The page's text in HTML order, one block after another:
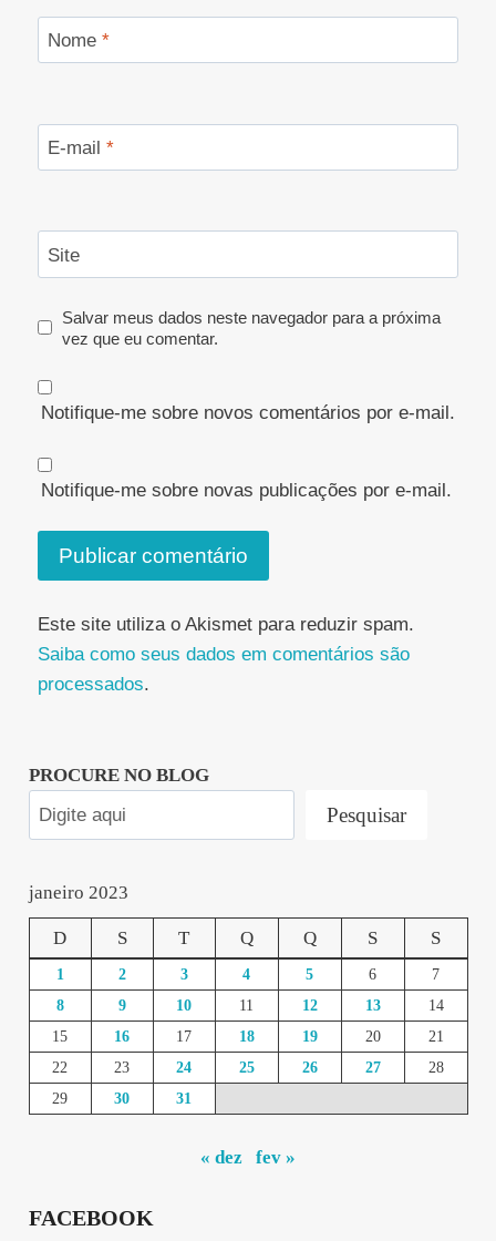
Nome *
E-mail *
Site
Salvar meus dados neste navegador para a próxima
vez que eu comentar.
Notifique-me sobre novos comentários por e-mail.
Notifique-me sobre novas publicações por e-mail.
Este site utiliza o Akismet para reduzir spam.
Saiba como seus dados em comentários são
processados.
PROCURE NO BLOG
Pesquisar
janeiro 2023
D S T Q Q S S
1 2 3 4 5 6
7
8
9 10 11 12 13
14
15
16 17 18 19 20
21
22
23 24 25 26 27
28
29
30 31
« dez fev »
FACEBOOK